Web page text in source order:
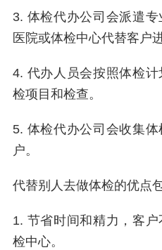
3. 体检代办公司会派遣
医院或体检中心代替客户
4. 代办人员会按照体检
检项目和检查。
5. 体检代办公司会收集
户。
代替别人去做体检的优点
1. 节省时间和精力，客
检中心。